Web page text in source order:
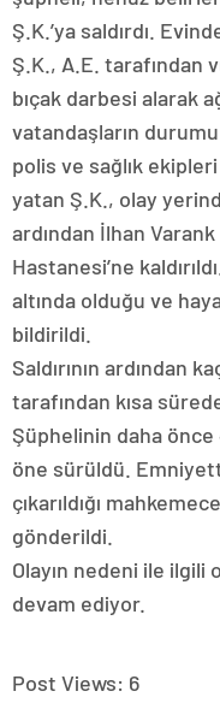
Ş.K.’ya saldırdı.
Ş.K., A.E. tarafından
bıçak darbesi alarak
vatandaşların
polis ve sağlık
yatan Ş.K., olay
ardından İlhan
Hastanesi’ne
altında olduğu ve
bildirildi.
Saldırının ardından
tarafından kısa
Şüphelinin daha önce
öne sürüldü.
çıkarıldığı
gönderildi.
Olayın nedeni ile
devam ediyor.
Post Views: 6